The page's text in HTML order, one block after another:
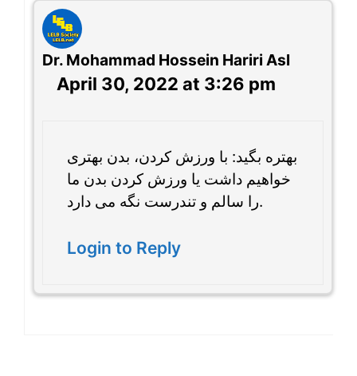
Dr. Mohammad Hossein Hariri Asl
April 30, 2022 at 3:26 pm
بهتره بگید: با ورزش کردن، بدن بهتری
خواهیم داشت یا ورزش کردن بدن ما
را سالم و تندرست نگه می دارد.
Login to Reply